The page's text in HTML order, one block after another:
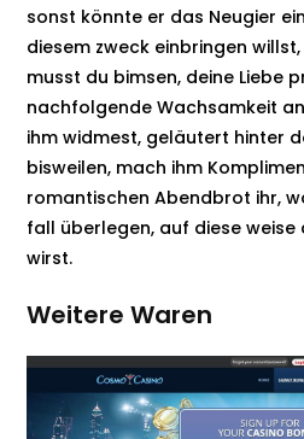
sonst könnte er das Neugier
diesem zweck einbringen
musst du bimsen, deine Liebe
nachfolgende Wachsamkeit
ihm widmest, geläutert hinter
bisweilen, mach ihm
romantischen Abendbrot ihr,
fall überlegen, auf diese
wirst.
Weitere Waren